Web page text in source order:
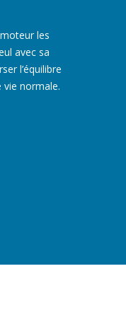
les
avec sa
l’équilibre
vie normale.